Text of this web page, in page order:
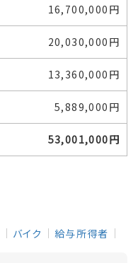
16,700,000円
20,030,000円
13,360,000円
5,889,000円
53,001,000円
バイク 給与所得者